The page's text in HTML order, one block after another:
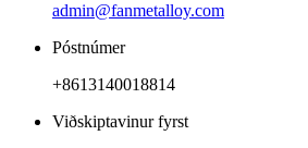
admin@fanmetalloy.com
Póstnúmer
+8613140018814
Viðskiptavinur fyrst